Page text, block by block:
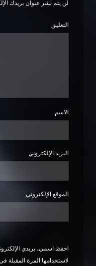
لن يتم نشر عنوان بريدك
التعليق
الاسم
البريد الإلكتروني
الموقع الإلكتروني
احفظ اسمي، بريدي
لاستخدامها المرة المقبلة